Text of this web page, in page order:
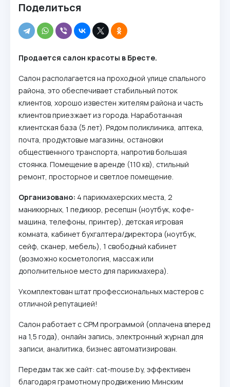
Поделиться
Продается салон красоты в Бресте.
Салон располагается на проходной улице спального
района, это обеспечивает стабильный поток
клиентов, хорошо известен жителям района и часть
клиентов приезжает из города. Наработанная
клиентская база (5 лет). Рядом поликлиника, аптека,
почта, продуктовые магазины, остановки
общественного транспорта, напротив большая
стоянка. Помещение в аренде (110 кв), стильный
ремонт, просторное и светлое помещение.
Организовано: 4 парикмахерских места, 2
маникюрных, 1 педикюр, ресепшн (ноутбук, кофе-
машина, телефоны, принтер), детская игровая
комната, кабинет бухгалтера/директора (ноутбук,
сейф, сканер, мебель), 1 свободный кабинет
(возможно косметология, массаж или
дополнительное место для парикмахера).
Укомплектован штат профессиональных мастеров с
отличной репутацией!
Салон работает с СРМ программой (оплачена вперед
на 1,5 года), онлайн запись, электронный журнал для
записи, аналитика, бизнес автоматизирован.
Передам так же сайт: cat-mouse.by, эффективен
благодаря грамотному продвижению Минским